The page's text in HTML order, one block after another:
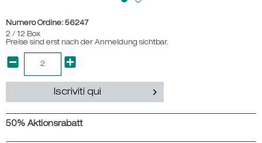
Numero Ordine: 56247
2 / 12 Box
Preise sind erst nach der Anmeldung sichtbar.
Iscriviti qui
50% Aktionsrabatt